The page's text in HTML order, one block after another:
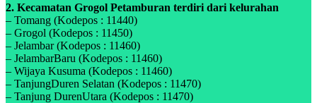
2. Kecamatan Grogol Petamburan terdiri dari kelurahan
– Tomang (Kodepos : 11440)
– Grogol (Kodepos : 11450)
– Jelambar (Kodepos : 11460)
– JelambarBaru (Kodepos : 11460)
– Wijaya Kusuma (Kodepos : 11460)
– TanjungDuren Selatan (Kodepos : 11470)
– Tanjung DurenUtara (Kodepos : 11470)